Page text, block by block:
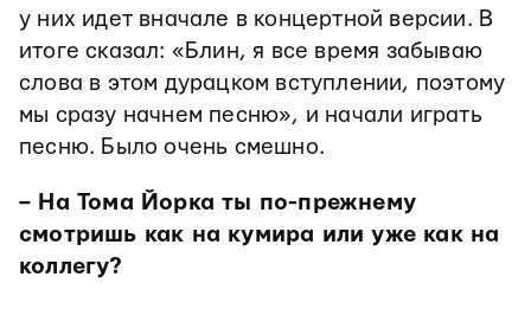
у них идет вначале в концертной версии. В
итоге сказал: «Блин, я все время забываю
слова в этом дурацком вступлении, поэтому
мы сразу начнем песню», и начали играть
песню. Было очень смешно.
– На Тома Йорка ты по-прежнему
смотришь как на кумира или уже как на
коллегу?